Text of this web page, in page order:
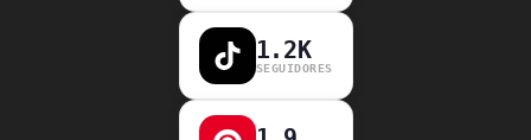
1.2K
SEGUIDORES